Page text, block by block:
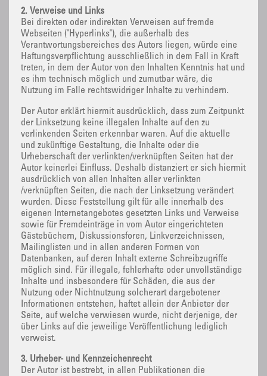
2. Verweise und Links
Bei direkten oder indirekten Verweisen auf fremde
Webseiten ("Hyperlinks"), die außerhalb des
Verantwortungsbereiches des Autors liegen, würde eine
Haftungsverpflichtung ausschließlich in dem Fall in Kraft
treten, in dem der Autor von den Inhalten Kenntnis hat und
es ihm technisch möglich und zumutbar wäre, die
Nutzung im Falle rechtswidriger Inhalte zu verhindern.
Der Autor erklärt hiermit ausdrücklich, dass zum Zeitpunkt
der Linksetzung keine illegalen Inhalte auf den zu
verlinkenden Seiten erkennbar waren. Auf die aktuelle
und zukünftige Gestaltung, die Inhalte oder die
Urheberschaft der verlinkten/verknüpften Seiten hat der
Autor keinerlei Einfluss. Deshalb distanziert er sich hiermit
ausdrücklich von allen Inhalten aller verlinkten
/verknüpften Seiten, die nach der Linksetzung verändert
wurden. Diese Feststellung gilt für alle innerhalb des
eigenen Internetangebotes gesetzten Links und Verweise
sowie für Fremdeinträge in vom Autor eingerichteten
Gästebüchern, Diskussionsforen, Linkverzeichnissen,
Mailinglisten und in allen anderen Formen von
Datenbanken, auf deren Inhalt externe Schreibzugriffe
möglich sind. Für illegale, fehlerhafte oder unvollständige
Inhalte und insbesondere für Schäden, die aus der
Nutzung oder Nichtnutzung solcherart dargebotener
Informationen entstehen, haftet allein der Anbieter der
Seite, auf welche verwiesen wurde, nicht derjenige, der
über Links auf die jeweilige Veröffentlichung lediglich
verweist.
3. Urheber- und Kennzeichenrecht
Der Autor ist bestrebt, in allen Publikationen die